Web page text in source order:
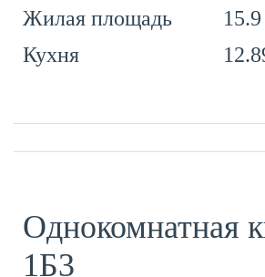
Жилая площадь
Кухня
Однокомнатная
1Б3